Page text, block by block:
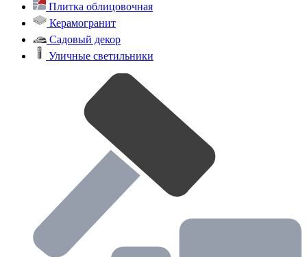
Каталог
Тротуарная плитка
Водоотводные системы
Плитка облицовочная
Керамогранит
Садовый декор
Уличные светильники